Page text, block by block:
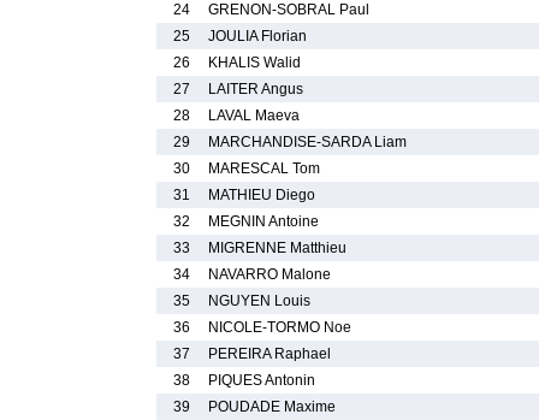
24
GRENON-SOBRAL Paul
25
JOULIA Florian
26
KHALIS Walid
27
LAITER Angus
28
LAVAL Maeva
29
MARCHANDISE-SARDA Liam
30
MARESCAL Tom
31
MATHIEU Diego
32
MEGNIN Antoine
33
MIGRENNE Matthieu
34
NAVARRO Malone
35
NGUYEN Louis
36
NICOLE-TORMO Noe
37
PEREIRA Raphael
38
PIQUES Antonin
39
POUDADE Maxime